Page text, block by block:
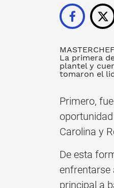
La primera
plantel y
tomaron el
Primero,
Carolina y
De esta
enfrentarse
principal a